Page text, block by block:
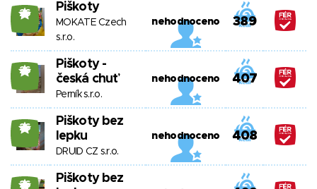
26 Piškoty
MOKATE Czech
s.r.o.
nehodnoceno 389
26
Piškoty -
česká chuť
Perník s.r.o.
nehodnoceno 407
26
Piškoty bez
lepku
DRUID CZ s.r.o.
nehodnoceno 408
26
Piškoty bez